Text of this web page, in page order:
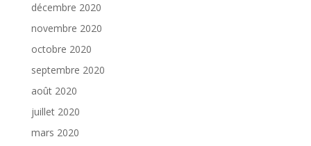
décembre 2020
novembre 2020
octobre 2020
septembre 2020
août 2020
juillet 2020
mars 2020